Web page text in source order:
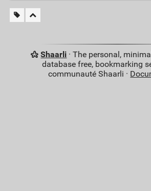
Shaarli · The personal,
database free, bookmarking
communauté Shaarli ·